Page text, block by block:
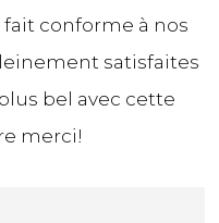
conforme à nos
satisfaites
bel avec cette
merci!